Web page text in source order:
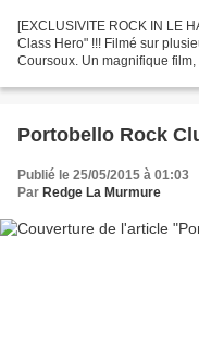
[EXCLUSIVITE ROCK IN LE HAVRE] Voici le teaser de "Little
Class Hero" !!! Filmé sur plusieurs années par Laurent Jezequel et Gilbert
Coursoux. Un magnifique
Portobello Rock
Publié le 25/05/2015 à 01:03
Par Redge La Murmure